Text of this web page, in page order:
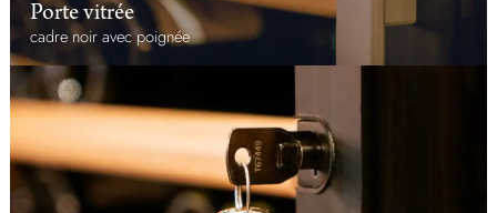
Porte vitrée
cadre noir avec poignée